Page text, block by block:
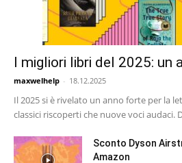
I migliori libri del 2025: un
maxwelhelp - 18.12.2025
Il 2025 si è rivelato un anno forte per la
classici riscoperti che nuove voci audaci.
Sconto Dyson
Amazon